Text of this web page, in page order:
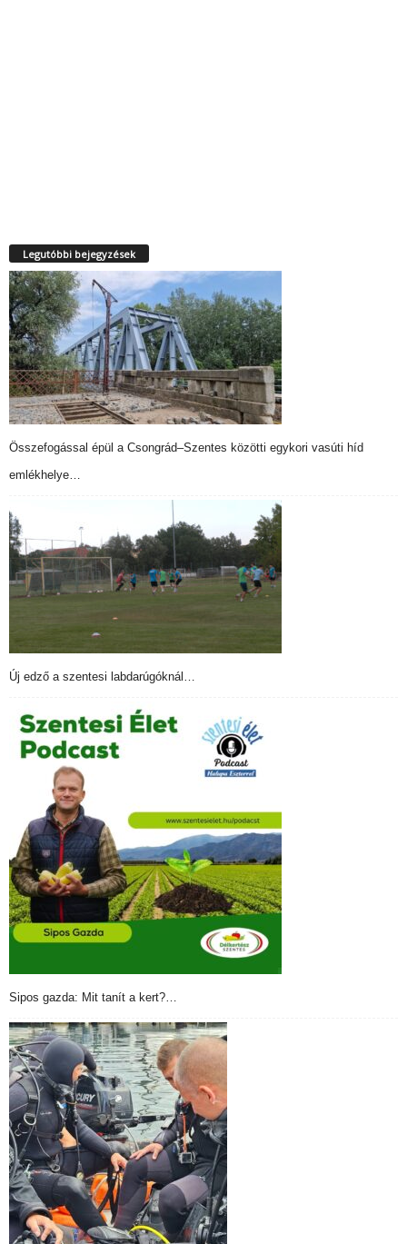
Legutóbbi bejegyzések
Összefogással épül a Csongrád–Szentes közötti egykori vasúti híd
emlékhelye…
Új edző a szentesi labdarúgóknál…
Sipos gazda: Mit tanít a kert?…